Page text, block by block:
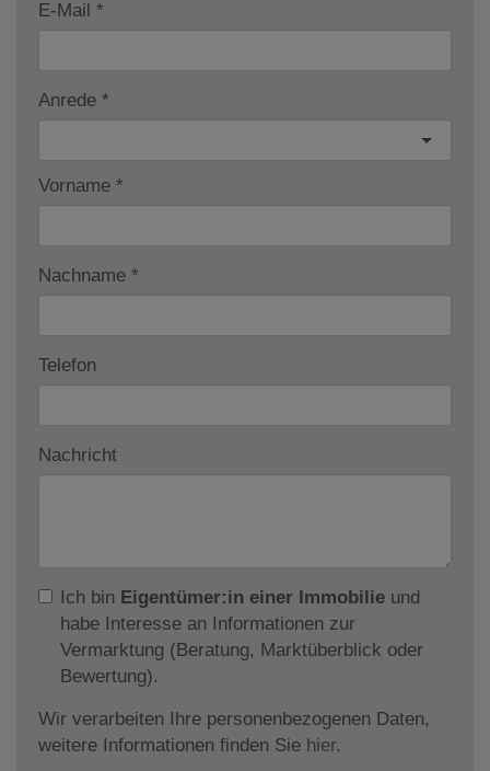
E-Mail
Anrede
Vorname
Nachname
Telefon
Nachricht
Ich bin Eigentümer:in einer Immobilie und
habe Interesse an Informationen zur
Vermarktung (Beratung, Marktüberblick oder
Bewertung).
Wir verarbeiten Ihre personenbezogenen Daten,
weitere Informationen finden Sie hier.